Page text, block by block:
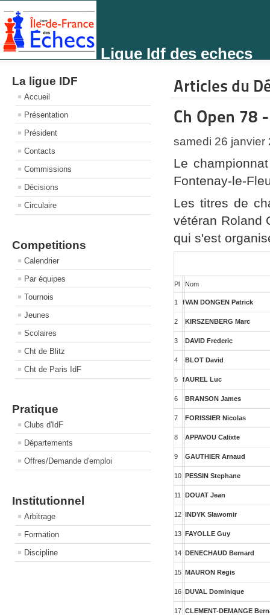
Ligue Idf des echecs
La ligue IDF
Accueil
Présentation
Président
Contacts
Commissions
Décisions
Circulaire
Competitions
Calendrier
Par équipes
Tournois
Jeunes
Scolaires
Cht de Blitz
Cht de Paris IdF
Pratique
Clubs d'IdF
Départements
Offres/Demande d'emploi
Institutionnel
Arbitrage
Formation
Discipline
Articles du
Ch Open 78
samedi 26 janvier
Le
Fontenay-le-
Les titres de
vétéran Roland
qui s'est
Pl Nom
1 fVAN DONGEN Patrick
2 KIRSZENBERG Marc
3 DAVID Frederic
4 BLOT David
5 fAUREL Luc
6 BRANSON James
7 FORISSIER Nicolas
8 APPAVOU Calixte
9 GAUTHIER Arnaud
10 PESSIN Stephane
11 DOUAT Jean
12 INDYK Slawomir
13 FAYOLLE Guy
14 DENECHAUD Bernard
15 MAURON Regis
16 DUVAL Dominique
17 CLEMENT-DEMANGE